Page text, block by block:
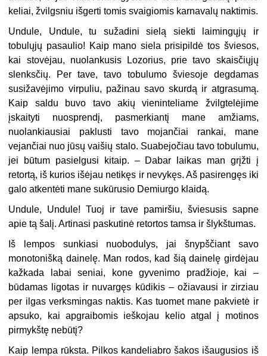
keliai, žvilgsniu išgerti tomis svaigiomis karnavalų naktimis.
Undule, Undule, tu sužadini sielą siekti laimingųjų ir
tobulųjų pasaulio! Kaip mano siela prisipildė tos šviesos,
kai stovėjau, nuolankusis Lozorius, prie tavo skaisčiųjų
slenksčių. Per tave, tavo tobulumo šviesoje degdamas
susižavėjimo virpuliu, pažinau savo skurdą ir atgrasumą.
Kaip saldu buvo tavo akių vieninteliame žvilgtelėjime
įskaityti nuosprendį, pasmerkiantį mane amžiams,
nuolankiausiai paklusti tavo mojančiai rankai, mane
vejančiai nuo jūsų vaišių stalo. Suabejočiau tavo tobulumu,
jei būtum pasielgusi kitaip. – Dabar laikas man grįžti į
retortą, iš kurios išėjau netikęs ir nevykęs. Aš pasirengęs iki
galo atkentėti mane sukūrusio Demiurgo klaidą.
Undule, Undule! Tuoj ir tave pamiršiu, šviesusis sapne
apie tą šalį. Artinasi paskutinė retortos tamsa iršlykštumas.
Iš lempos sunkiasi nuobodulys, jai šnypščiant savo
monotonišką dainelę. Man rodos, kad šią dainelę girdėjau
kažkada labai seniai, kone gyvenimo pradžioje, kai –
būdamas ligotas ir nuvargęs kūdikis – ožiavausi ir zirziau
per ilgas verksmingas naktis. Kas tuomet mane pakvietė ir
apsuko, kai apgraibomis ieškojau kelio atgal į motinos
pirmykštę nebūtį?
Kaip lempa rūksta. Pilkos kandeliabro šakos išaugusios iš